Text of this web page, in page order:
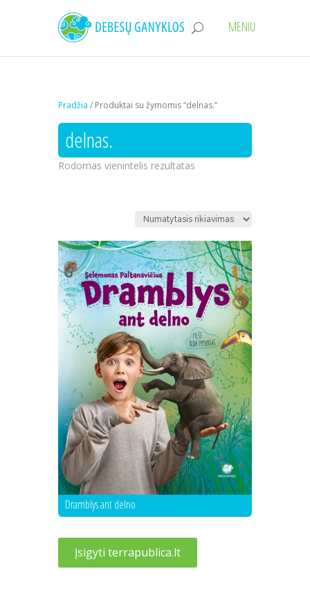
Pradžia / Produktai su žymomis “delnas.”
delnas.
Rodomas vienintelis rezultatas
Dramblys ant delno
Įsigyti terrapublica.lt